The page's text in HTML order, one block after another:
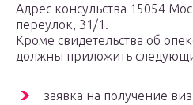
Адрес консульства 15054
переулок, 31/1.
Кроме свидетельства об
должны приложить
заявка на получение